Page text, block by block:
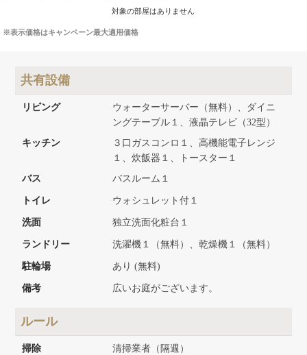
対象の部屋はありません
※表示価格はキャンペーン最大適用価格
共有設備
リビング
ウォーターサーバー（無料）、ダイニ
ングテーブル１、液晶テレビ（32型）
キッチン
３口ガスコンロ１、高機能電子レンジ
１、炊飯器１、トースター１
バス
バスルーム１
トイレ ウォシュレット付１
洗面 独立洗面化粧台１
ランドリー 洗濯機１（無料）、乾燥機１（無料）
駐輪場 あり (無料)
備考 広いお庭がございます。
ルール
掃除 清掃業者（隔週）